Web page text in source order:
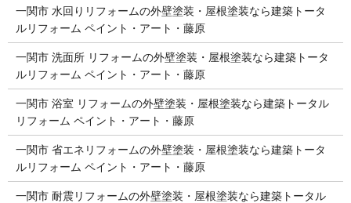
一関市 水回りリフォームの外壁塗装・屋根塗装なら建築トータ
ルリフォーム ペイント・アート・藤原
一関市 洗面所 リフォームの外壁塗装・屋根塗装なら建築トータ
ルリフォーム ペイント・アート・藤原
一関市 浴室 リフォームの外壁塗装・屋根塗装なら建築トータル
リフォーム ペイント・アート・藤原
一関市 省エネリフォームの外壁塗装・屋根塗装なら建築トータ
ルリフォーム ペイント・アート・藤原
一関市 耐震リフォームの外壁塗装・屋根塗装なら建築トータル